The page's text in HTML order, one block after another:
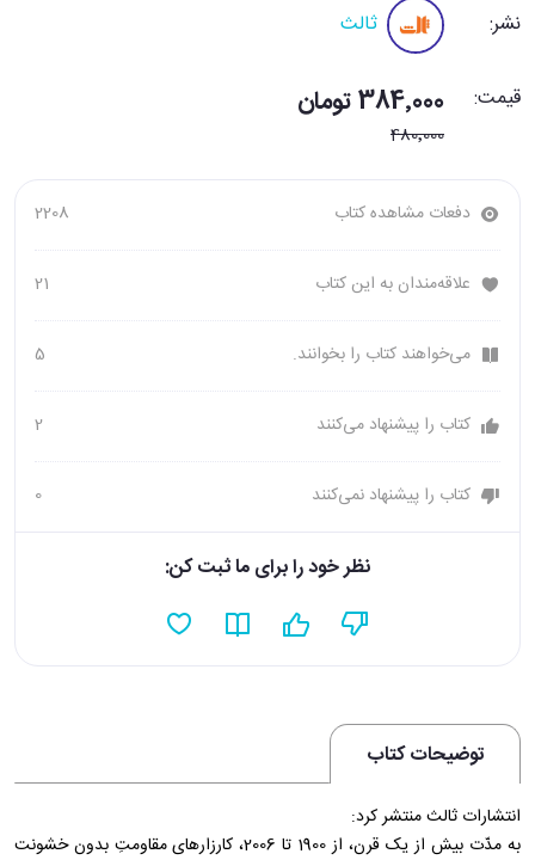
نشر: ثالث
قیمت: 384٬000 تومان
480٬000
دفعات مشاهده کتاب 2208
علاقه‌مندان به این کتاب 21
می‌خواهند کتاب را بخوانند. 5
کتاب را پیشنهاد می‌کنند 2
کتاب را پیشنهاد نمی‌کنند 0
نظر خود را برای ما ثبت کن:
توضیحات کتاب
انتشارات ثالث منتشر کرد:
به مدّت بیش از یک قرن، از 1900 تا 2006، کارزارهای مقاومتِ بدون خشونت